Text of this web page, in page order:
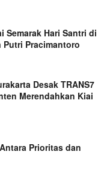
Semarak Hari Santri di
Putri Pracimantoro
Desak TRANS7
Merendahkan Kiai
Prioritas dan